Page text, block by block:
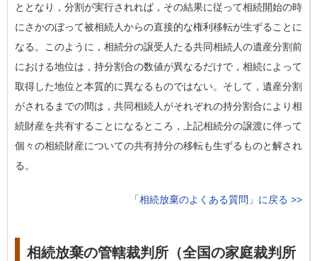
ととなり，分割が実行されれば，その結果に従って相続開始の時
にさかのぼって被相続人からの直接的な権利移転が生ずることに
なる。このように，相続分の譲受人たる共同相続人の遺産分割前
における地位は，持分割合の数値が異なるだけで，相続によって
取得した地位と本質的に異なるものではない。そして，遺産分割
がされるまでの間は，共同相続人がそれぞれの持分割合により相
続財産を共有することになるところ，上記相続分の譲渡に伴って
個々の相続財産についての共有持分の移転も生ずるものと解され
る。
「相続放棄のよくある質問」に戻る >>
相続放棄の管轄裁判所（全国の家庭裁判所